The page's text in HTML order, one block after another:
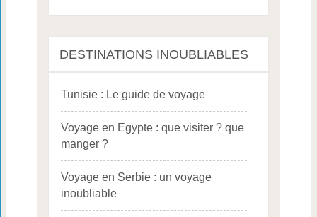
DESTINATIONS INOUBLIABLES
Tunisie : Le guide de voyage
Voyage en Egypte : que visiter ? que
manger ?
Voyage en Serbie : un voyage
inoubliable